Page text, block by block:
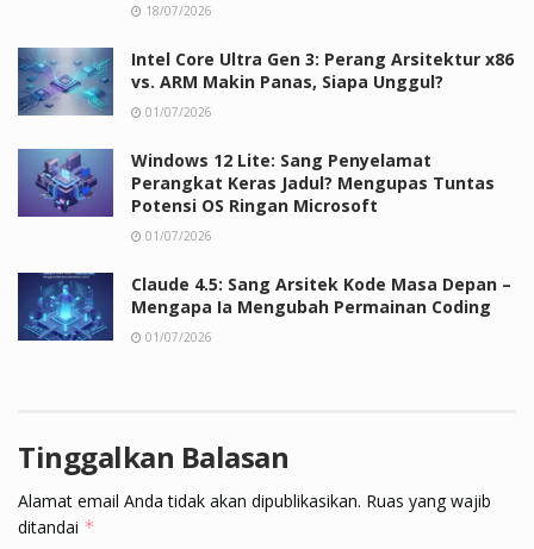
18/07/2026
Intel Core Ultra Gen 3: Perang Arsitektur x86
vs. ARM Makin Panas, Siapa Unggul?
01/07/2026
Windows 12 Lite: Sang Penyelamat
Perangkat Keras Jadul? Mengupas Tuntas
Potensi OS Ringan Microsoft
01/07/2026
Claude 4.5: Sang Arsitek Kode Masa Depan –
Mengapa Ia Mengubah Permainan Coding
01/07/2026
Tinggalkan Balasan
Alamat email Anda tidak akan dipublikasikan. Ruas yang wajib
ditandai *